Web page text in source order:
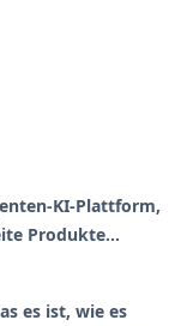
KI-Plattform,
Produkte
es ist, wie es